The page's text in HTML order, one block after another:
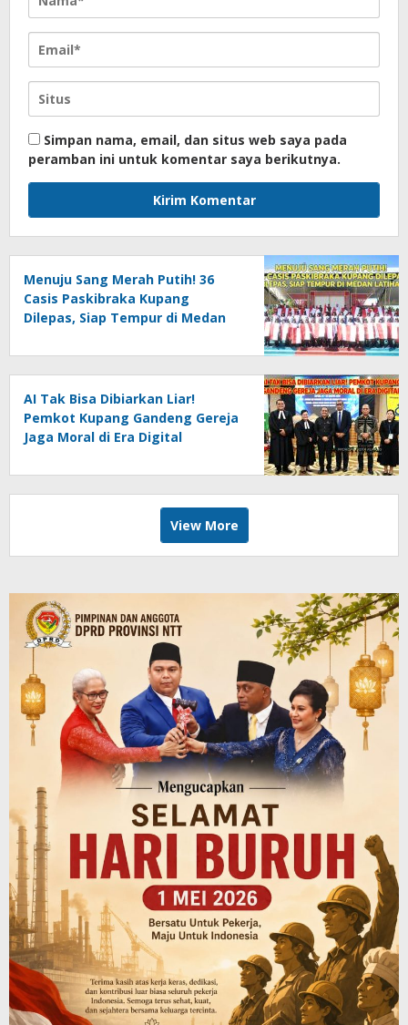
Simpan nama, email, dan situs web saya pada
peramban ini untuk komentar saya berikutnya.
Menuju Sang Merah Putih! 36
Casis Paskibraka Kupang
Dilepas, Siap Tempur di Medan
AI Tak Bisa Dibiarkan Liar!
Pemkot Kupang Gandeng Gereja
Jaga Moral di Era Digital
View More